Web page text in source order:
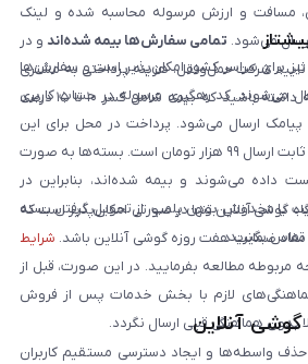
مسافت و ارزش مرسوله محاسبه شده و لینک
می‌شود. تمامی سفارش‌ها بیمه شده‌اند و در
شرکت حمل‌ونقل، هزینه پرداختی به مشتری
بازگردانده خواهد شد. توجه داشته باشید که بیمه شامل کسر ۱۰ تا ۱۵ درصد
برای سراسر کشور امکان‌پذیر است و سفارش‌ها
می‌شوند. کد رهگیری مرسوله در حساب کاربری
ارسال می‌شود. پرداخت در محل برای این
روش ممکن نیست و هزینه ثابت ارسال ۹۹ هزار تومان است. بسته‌ها به صورت
داده می‌شوند و بیمه شده‌اند، بنابراین در
یا مخدوش بودن پلمپ، از تحویل گرفتن بسته
تماس بگیرید.
گوشی آنلاین تنها در صورتی امکان‌پذیر است که
ضمانت هفت روزه گوشی آنلاین باشد. شرایط
مربوطه مطالعه بفرمایید. در این صورت، قبل از
هماهنگی‌های لازم با بخش خدمات پس از فروش
بدون هماهنگی قبلی ارسال نگردد.
آنلاین
واسطه‌ها و ایجاد دسترسی مستقیم کاربران